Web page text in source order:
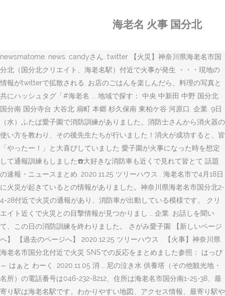
海老名 火事 国分北
newsmatome. news. candyさん. twitter 【火災】神奈川県海老名市国
分北（国分北クリエイト、海老名駅）付近で火事が発生 ・・・現地の
情報がtwitterで拡散される. お店のごはんを楽しんだら、料理の写真と
共にハッシュタグ「#海老名 ... 地域で探す： 中央 中新田 中野 国分北
国分南 国分寺台 大谷北 扇町 本郷 杉久保南 東柏ケ谷 河原口. 企業. 9日
（水）ふたば愛子園で消防訓練がありました。消防士さんから消火器の
使い方を教わり、その後先生たちが行いました！消火が成功すると、皆
「やったー！」と大喜びしていました 愛子園が火事になった時を想定
して通報訓練もしました☎️大好きな消防車も近くで見れて皆とて 話題
の速報・ニュースまとめ. 2020.11.25 ツリーハウス . 海老名市で4月18日
に火災が起きているとの情報がありました。神奈川県海老名市国分北2-
4-28付近で火災の通報があり、消防車が出動している模様です。 クリ
エイト近くで火災との目撃情報が見つかりまし … 企業. お話しを聞い
て、この日の消防訓練を終わりました。 さがみ愛子園 【新しいページ
へ】 【過去のページへ】 2020.12.25 ツリーハウス . 【火事】神奈川県
海老名市国分北付近で火災 SNSでの反応をまとめました参照： はっぴ
～ はぁと わーく. 2020.11.05 消 … 尼の泣き水 供養塔（その他観光地・
名所）の電話番号は046-232-8212、住所は海老名市国分南1-25-38、最
寄り駅は海老名駅です。わかりやすい地図、アクセス情報、最寄り駅や